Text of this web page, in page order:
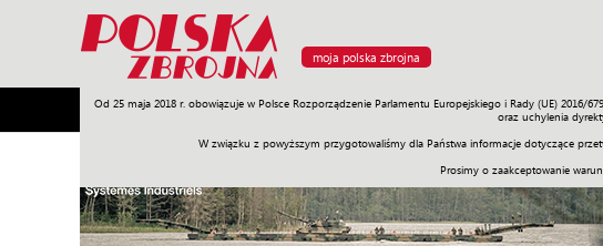
moja polska zbrojna
Od 25 maja 2018 r. obowiązuje w Polsce Rozporządzenie Parlamentu Europejskiego i Rady (UE)
oraz uchylenia
W związku z powyższym przygotowaliśmy dla Państwa informacje dotyczące
Prosimy o zaakceptowanie
Armia Poligon Sprzęt Misje Polityka Prawo Świat